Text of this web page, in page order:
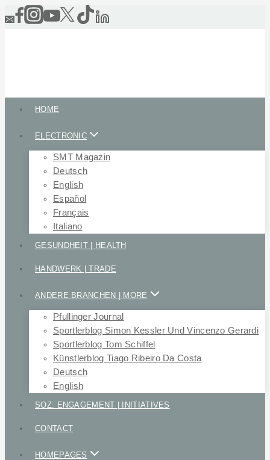
Skip
to
HOME
ELECTRONIC
SMT Magazin
Deutsch
English
Español
Français
Italiano
GESUNDHEIT | HEALTH
HANDWERK | TRADE
ANDERE BRANCHEN | MORE
Pfullinger Journal
Sportlerblog Simon Kessler Und Vincenzo Gerardi
Sportlerblog Tom Schiffel
Künstlerblog Tiago Ribeiro Da Costa
Deutsch
English
SOZ. ENGAGEMENT | INITIATIVES
CONTACT
HOMEPAGES